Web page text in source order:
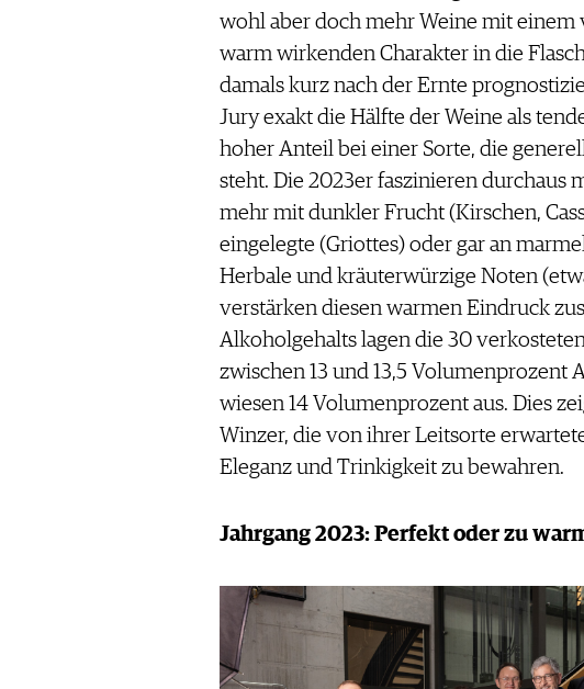
wohl aber doch mehr Weine mit einem
warm wirkenden Charakter in die
damals kurz nach der Ernte
Jury exakt die Hälfte der Weine als
hoher Anteil bei einer Sorte, die
steht. Die 2023er faszinieren durchaus
mehr mit dunkler Frucht (Kirschen,
eingelegte (Griottes) oder gar an
Herbale und kräuterwürzige Noten
verstärken diesen warmen Eindruck
Alkoholgehalts lagen die 30
zwischen 13 und 13,5 Volumenprozent
wiesen 14 Volumenprozent aus. Dies
Winzer, die von ihrer Leitsorte
Eleganz und Trinkigkeit zu bewahren.
Jahrgang 2023: Perfekt oder zu